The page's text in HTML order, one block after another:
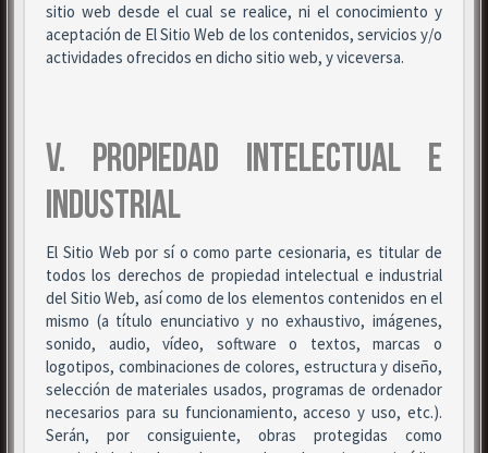
sitio web desde el cual se realice, ni el conocimiento y
aceptación de El Sitio Web de los contenidos, servicios y/o
actividades ofrecidos en dicho sitio web, y viceversa.
V. PROPIEDAD INTELECTUAL E
INDUSTRIAL
El Sitio Web por sí o como parte cesionaria, es titular de
todos los derechos de propiedad intelectual e industrial
del Sitio Web, así como de los elementos contenidos en el
mismo (a título enunciativo y no exhaustivo, imágenes,
sonido, audio, vídeo, software o textos, marcas o
logotipos, combinaciones de colores, estructura y diseño,
selección de materiales usados, programas de ordenador
necesarios para su funcionamiento, acceso y uso, etc.).
Serán, por consiguiente, obras protegidas como